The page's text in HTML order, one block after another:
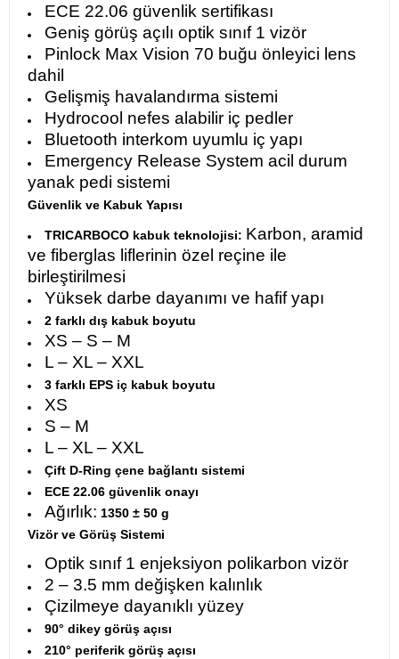
ECE 22.06 güvenlik sertifikası
Geniş görüş açılı optik sınıf 1 vizör
Pinlock Max Vision 70 buğu önleyici lens
dahil
Gelişmiş havalandırma sistemi
Hydrocool nefes alabilir iç pedler
Bluetooth interkom uyumlu iç yapı
Emergency Release System acil durum
yanak pedi sistemi
Güvenlik ve Kabuk Yapısı
TRICARBOCO kabuk teknolojisi: Karbon, aramid
ve fiberglas liflerinin özel reçine ile
birleştirilmesi
Yüksek darbe dayanımı ve hafif yapı
2 farklı dış kabuk boyutu
XS – S – M
L – XL – XXL
3 farklı EPS iç kabuk boyutu
XS
S – M
L – XL – XXL
Çift D-Ring çene bağlantı sistemi
ECE 22.06 güvenlik onayı
Ağırlık: 1350 ± 50 g
Vizör ve Görüş Sistemi
Optik sınıf 1 enjeksiyon polikarbon vizör
2 – 3.5 mm değişken kalınlık
Çizilmeye dayanıklı yüzey
90° dikey görüş açısı
210° periferik görüş açısı